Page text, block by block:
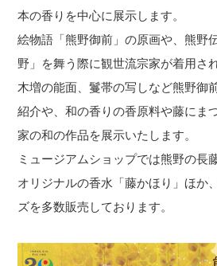
本の香りを中心に展示します。
絵物語「熊野御前」の原画や、熊野
野」を舞う際に観世流宗家が着用さ
木増の能面、鬘帯の写しなど熊野御
紹介や、和の香りの香原料や藤にま
家の和の作品を展示いたします。
ミュージアムショップでは熊野の長
オリジナルの香水「藤かほり」ほか
ズを多数販売しております。